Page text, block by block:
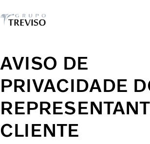
Serviços
Veículos seminovos
Notícias
QUEM SOMOS
Concessionárias
ÔNIBUS
FINANCIAMENTO E CONSORCIO
AVISO DE
PRIVACIDADE
CLIENTE